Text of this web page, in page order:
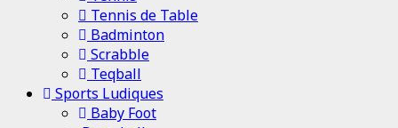
Tennis de Table
Badminton
Scrabble
Teqball
Sports Ludiques
Baby Foot